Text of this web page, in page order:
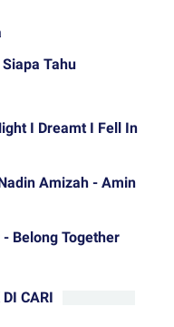
Tahu
I Dreamt I Fell In
Amizah - Amin
Belong Together
CARI